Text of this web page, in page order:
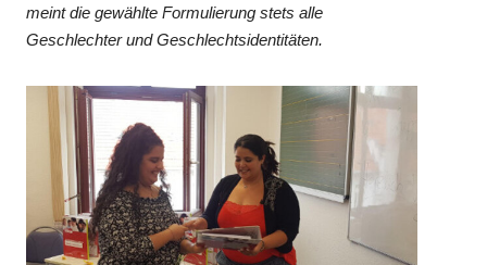
meint die gewählte Formulierung stets alle
Geschlechter und Geschlechtsidentitäten.